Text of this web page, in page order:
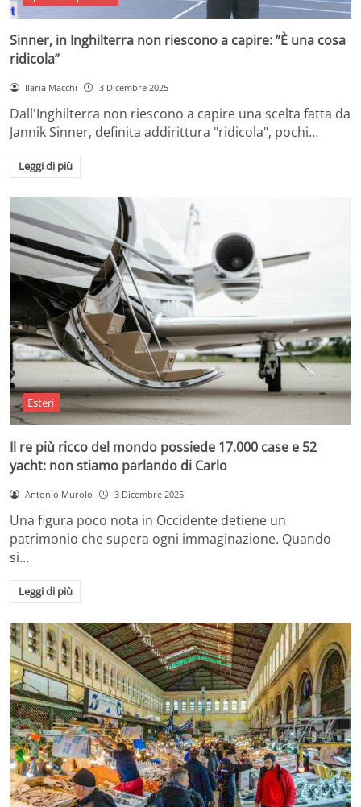
Sinner, in Inghilterra non riescono a capire: ”È una cosa
ridicola”
Ilaria Macchi 3 Dicembre 2025
Dall'Inghilterra non riescono a capire una scelta fatta da
Jannik Sinner, definita addirittura "ridicola", pochi…
Leggi di più
Esteri
Il re più ricco del mondo possiede 17.000 case e 52
yacht: non stiamo parlando di Carlo
Antonio Murolo 3 Dicembre 2025
Una figura poco nota in Occidente detiene un
patrimonio che supera ogni immaginazione. Quando
si…
Leggi di più